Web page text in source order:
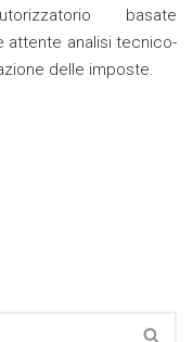
basate
attente analisi tecnico-
delle imposte.